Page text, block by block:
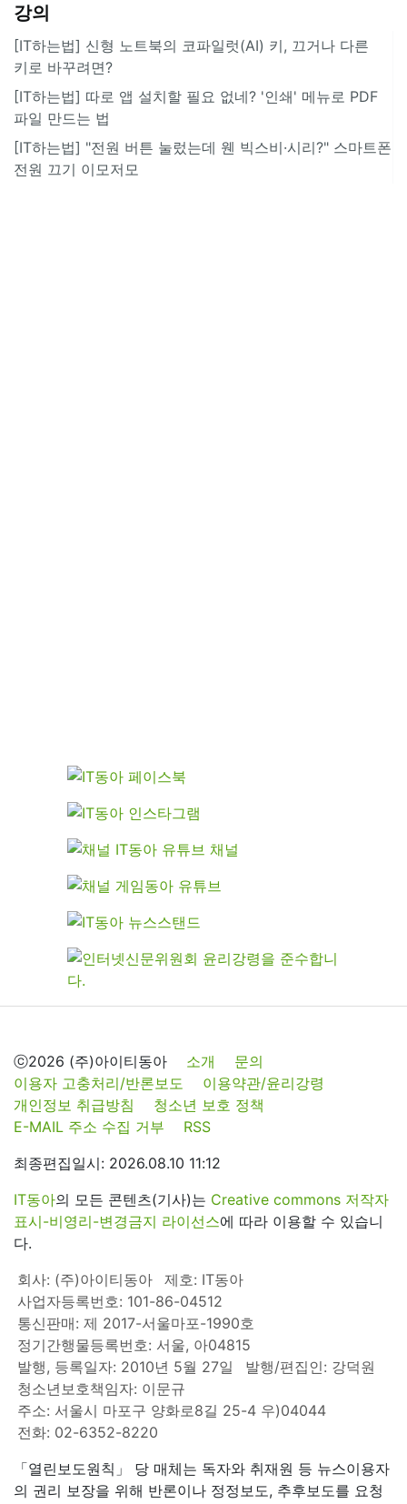
강의
[IT하는법] 신형 노트북의 코파일럿(AI) 키, 끄거나 다른
키로 바꾸려면?
[IT하는법] 따로 앱 설치할 필요 없네? '인쇄' 메뉴로 PDF
파일 만드는 법
[IT하는법] "전원 버튼 눌렀는데 웬 빅스비·시리?" 스마트폰
전원 끄기 이모저모
ⓒ2026 (주)아이티동아 소개
문의
이용자 고충처리/반론보도
이용약관/윤리강령
개인정보 취급방침
청소년 보호 정책
E-MAIL 주소 수집 거부
RSS
최종편집일시: 2026.08.10 11:12
IT동아의 모든 콘텐츠(기사)는 Creative commons 저작자
표시-비영리-변경금지 라이선스에 따라 이용할 수 있습니
다.
회사: (주)아이티동아
제호: IT동아
사업자등록번호: 101-86-04512
통신판매: 제 2017-서울마포-1990호
정기간행물등록번호: 서울, 아04815
발행, 등록일자: 2010년 5월 27일
발행/편집인: 강덕원
청소년보호책임자: 이문규
주소: 서울시 마포구 양화로8길 25-4 우)04044
전화: 02-6352-8220
「열린보도원칙」 당 매체는 독자와 취재원 등 뉴스이용자
의 권리 보장을 위해 반론이나 정정보도, 추후보도를 요청